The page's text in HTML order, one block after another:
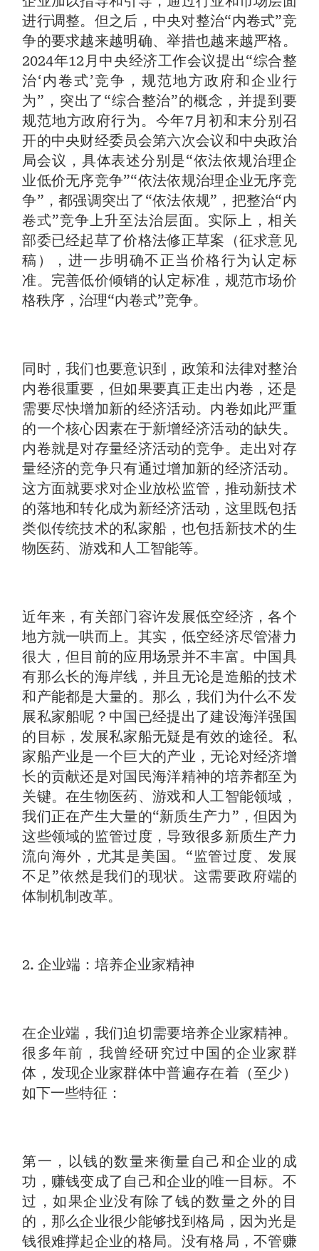
进行调整。但之后，中央对整治“内卷式”竞
争的要求越来越明确、举措也越来越严格。
2024年12月中央经济工作会议提出“综合整
治‘内卷式’竞争，规范地方政府和企业行
为”，突出了“综合整治”的概念，并提到要
规范地方政府行为。今年7月初和末分别召
开的中央财经委员会第六次会议和中央政治
局会议，具体表述分别是“依法依规治理企
业低价无序竞争”“依法依规治理企业无序竞
争”，都强调突出了“依法依规”，把整治“内
卷式”竞争上升至法治层面。实际上，相关
部委已经起草了价格法修正草案（征求意见
稿），进一步明确不正当价格行为认定标
准。完善低价倾销的认定标准，规范市场价
格秩序，治理“内卷式”竞争。
同时，我们也要意识到，政策和法律对整治
内卷很重要，但如果要真正走出内卷，还是
需要尽快增加新的经济活动。内卷如此严重
的一个核心因素在于新增经济活动的缺失。
内卷就是对存量经济活动的竞争。走出对存
量经济的竞争只有通过增加新的经济活动。
这方面就要求对企业放松监管，推动新技术
的落地和转化成为新经济活动，这里既包括
类似传统技术的私家船，也包括新技术的生
物医药、游戏和人工智能等。
近年来，有关部门容许发展低空经济，各个
地方就一哄而上。其实，低空经济尽管潜力
很大，但目前的应用场景并不丰富。中国具
有那么长的海岸线，并且无论是造船的技术
和产能都是大量的。那么，我们为什么不发
展私家船呢？中国已经提出了建设海洋强国
的目标，发展私家船无疑是有效的途径。私
家船产业是一个巨大的产业，无论对经济增
长的贡献还是对国民海洋精神的培养都至为
关键。在生物医药、游戏和人工智能领域，
我们正在产生大量的“新质生产力”，但因为
这些领域的监管过度，导致很多新质生产力
流向海外，尤其是美国。“监管过度、发展
不足”依然是我们的现状。这需要政府端的
体制机制改革。
2. 企业端：培养企业家精神
在企业端，我们迫切需要培养企业家精神。
很多年前，我曾经研究过中国的企业家群
体，发现企业家群体中普遍存在着（至少）
如下一些特征：
第一，以钱的数量来衡量自己和企业的成
功，赚钱变成了自己和企业的唯一目标。不
过，如果企业没有除了钱的数量之外的目
的，那么企业很少能够找到格局，因为光是
钱很难撑起企业的格局。没有格局，不管赚